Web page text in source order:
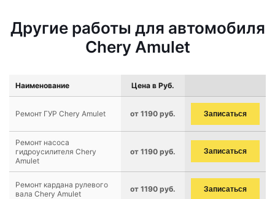
Другие работы для автомобиля
Chery Amulet
Наименование Цена в Руб.
Ремонт ГУР Chery Amulet от 1190 руб. Записаться
Ремонт насоса
гидроусилителя Chery
Amulet
от 1190 руб. Записаться
Ремонт кардана рулевого
вала Chery Amulet
от 1190 руб. Записаться